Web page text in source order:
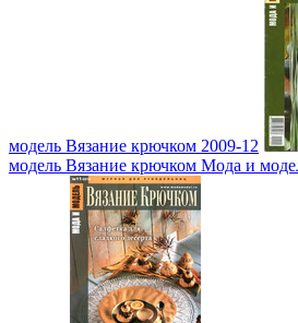
модель Вязание крючком 2009-12
модель Вязание крючком Мода и